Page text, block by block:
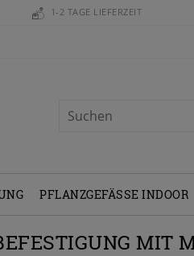
1-2 TAGE LIEFERZEIT
PFLANZGEFÄSSE INDOOR
MIT